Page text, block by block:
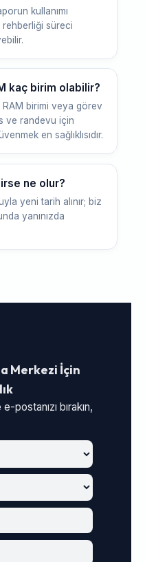
kullanımı
rehberliği süreci
kaç birim olabilir?
RAM birimi veya görev
ve randevu için
en sağlıklısıdır.
ne olur?
yeni tarih alınır; biz
yanınızda
Merkezi İçin
postanızı bırakın,